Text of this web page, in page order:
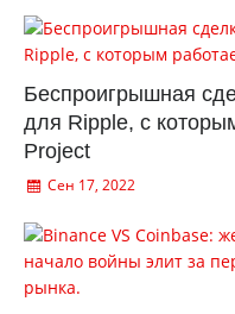
Беспроигрышная
для Ripple, с
Project
Сен 17, 2022